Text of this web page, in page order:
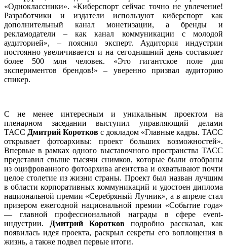
«Одноклассники». «Киберспорт сейчас точно не увлечение!
Разработчики и издатели используют киберспорт как
дополнительный канал монетизации, а бренды и
рекламодатели – как канал коммуникации с молодой
аудиторией», – пояснил эксперт. Аудитория индустрии
постоянно увеличивается и на сегодняшний день составляет
более 500 млн человек. «Это гигантское поле для
экспериментов брендов!» – уверенно призвал аудиторию
спикер.
С не менее интересным и уникальным проектом на
пленарном заседании выступил управляющий делами
ТАСС Дмитрий Коротков с докладом «Главные кадры. ТАСС
открывает фотоархивы: проект больших возможностей».
Впервые в рамках одного выставочного пространства ТАСС
представил свыше тысячи снимков, которые были отобраны
из оцифрованного фотоархива агентства и охватывают почти
целое столетие из жизни страны. Проект был назван лучшим
в области корпоративных коммуникаций и удостоен диплома
национальной премии «Серебряный Лучник», а в апреле стал
призером ежегодной национальной премии «Событие года»
— главной профессиональной награды в сфере event-
индустрии.
Дмитрий Коротков подробно рассказал, как
появилась идея проекта, раскрыл секреты его воплощения в
жизнь, а также подвел первые итоги.